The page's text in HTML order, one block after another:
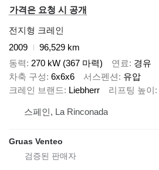
가격은 요청 시 공개
전지형 크레인
2009
96,529 km
동력
270 kW (367 마력) 연료
경유
차축 구성 6x6x6 서스펜션
유압
크레인 브랜드
Liebherr 리프팅 높이
스페인, La Rinconada
Gruas Venteo